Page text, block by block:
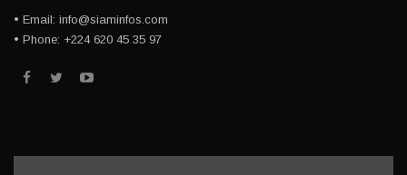
• Email: info@siaminfos.com
• Phone: +224 620 45 35 97